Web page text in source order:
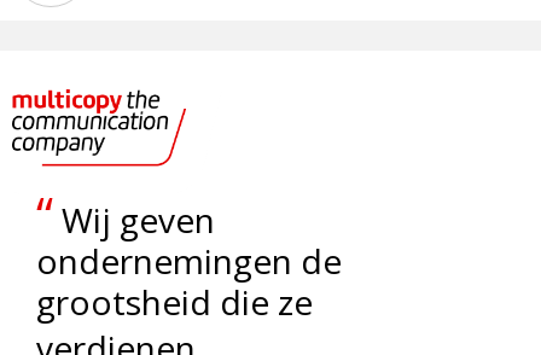
“Wij geven
ondernemingen de
grootsheid die ze